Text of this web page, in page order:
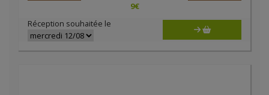
9€
Réception souhaitée le